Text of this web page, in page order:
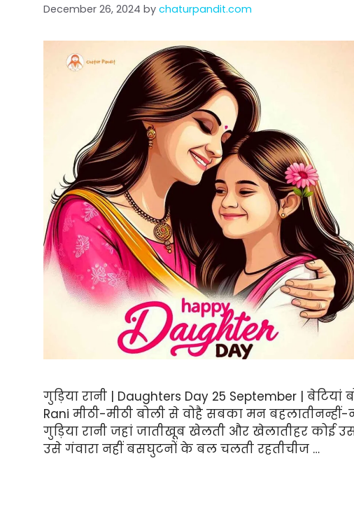
December 26, 2024 by chaturpandit.com
गुड़िया रानी | Daughters Day 25 September |
Rani मीठी-मीठी बोली से वोहै सबका मन बहलातीनन्हीं-
गुड़िया रानी जहां जातीखूब खेलती और खेलातीहर कोई
उसे गंवारा नहीं बसघुटनों के बल चलती रहतीचीज …